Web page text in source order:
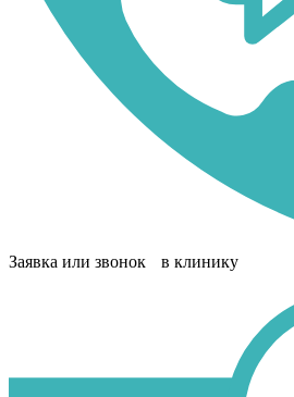
Заявка или звонок в клинику